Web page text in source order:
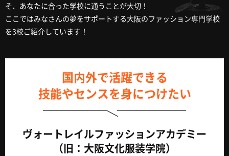
そ、あなたに合った学校に通うことが大切！
ここではみなさんの夢をサポートする大阪のファッション専門学校
を3校ご紹介しています！
国内外で活躍できる
技能やセンスを身につけたい
ヴォートレイルファッションアカデミー
（旧：大阪文化服装学院）